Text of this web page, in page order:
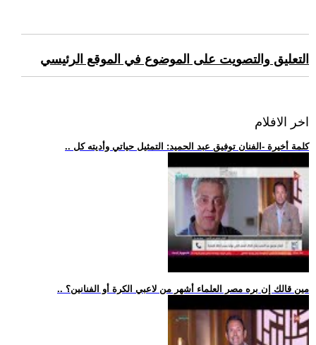
التعليق والتصويت على الموضوع في الموقع الرئيسي
اخر الافلام
.. كلمة أخيرة -الفنان توفيق عبد الحميد: التمثيل حياتي وأديته كل
.. مين قالك إن بره مصر العلماء أشهر من لاعبي الكرة أو الفنانين؟